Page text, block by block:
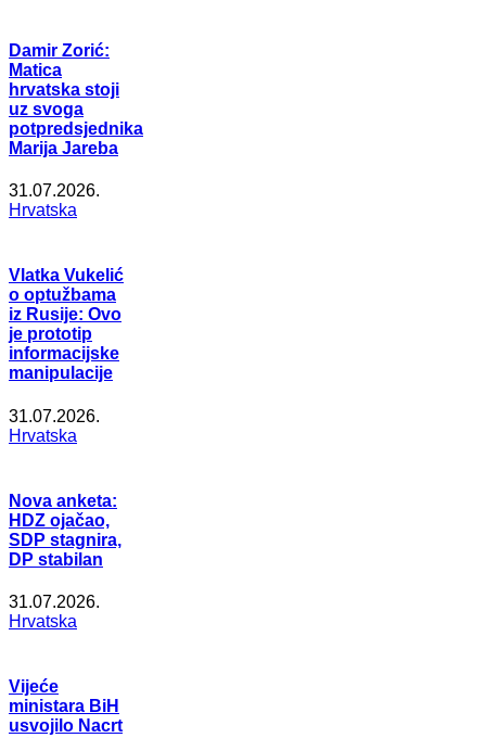
Damir Zorić:
Matica
hrvatska stoji
uz svoga
potpredsjednika
Marija Jareba
31.07.2026.
Hrvatska
Vlatka Vukelić
o optužbama
iz Rusije: Ovo
je prototip
informacijske
manipulacije
31.07.2026.
Hrvatska
Nova anketa:
HDZ ojačao,
SDP stagnira,
DP stabilan
31.07.2026.
Hrvatska
Vijeće
ministara BiH
usvojilo Nacrt